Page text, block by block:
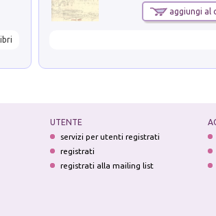
aggiungi al
UTENTE
servizi per utenti registrati
registrati
registrati alla mailing list